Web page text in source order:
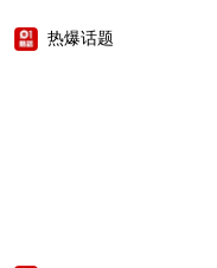
热爆话题